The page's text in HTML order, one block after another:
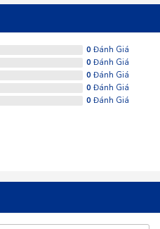
hành tây đỏ có khả
dụng rất tốt đối với sức
ngăn ngừa sự hình
0 Đánh Giá
0 Đánh Giá
0 Đánh Giá
0 Đánh Giá
0 Đánh Giá